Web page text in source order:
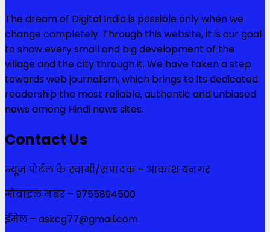
The dream of Digital India is possible only when we
change completely. Through this website, it is our goal
to show every small and big development of the
village and the city through it. We have taken a step
towards web journalism, which brings to its dedicated
readership the most reliable, authentic and unbiased
news among Hindi news sites.
Contact Us
न्यूज पोर्टल के स्वामी/संपादक – आकाश धनगर
मोबाइल नंबर – 9755894500
ईमेल – askcg77@gmail.com